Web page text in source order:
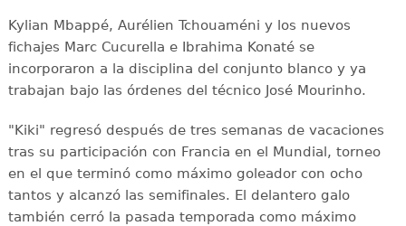
Kylian Mbappé, Aurélien Tchouaméni y los nuevos
fichajes Marc Cucurella e Ibrahima Konaté se
incorporaron a la disciplina del conjunto blanco y ya
trabajan bajo las órdenes del técnico José Mourinho.
"Kiki" regresó después de tres semanas de vacaciones
tras su participación con Francia en el Mundial, torneo
en el que terminó como máximo goleador con ocho
tantos y alcanzó las semifinales. El delantero galo
también cerró la pasada temporada como máximo